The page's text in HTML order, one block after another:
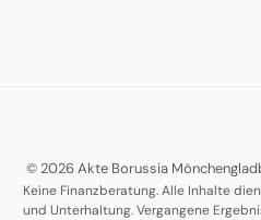
© 2026 Akte Borussia
Keine Finanzberatung. Alle Inhalte
und Unterhaltung. Vergangene